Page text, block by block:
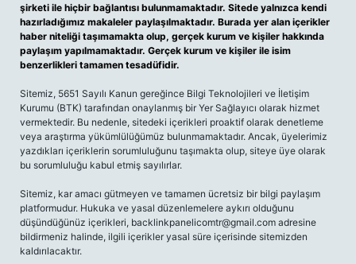
şirketi ile hiçbir bağlantısı bulunmamaktadır. Sitede yalnızca kendi
hazırladığımız makaleler paylaşılmaktadır. Burada yer alan içerikler
haber niteliği taşımamakta olup, gerçek kurum ve kişiler hakkında
paylaşım yapılmamaktadır. Gerçek kurum ve kişiler ile isim
benzerlikleri tamamen tesadüfidir.
Sitemiz, 5651 Sayılı Kanun gereğince Bilgi Teknolojileri ve İletişim
Kurumu (BTK) tarafından onaylanmış bir Yer Sağlayıcı olarak hizmet
vermektedir. Bu nedenle, sitedeki içerikleri proaktif olarak denetleme
veya araştırma yükümlülüğümüz bulunmamaktadır. Ancak, üyelerimiz
yazdıkları içeriklerin sorumluluğunu taşımakta olup, siteye üye olarak
bu sorumluluğu kabul etmiş sayılırlar.
Sitemiz, kar amacı gütmeyen ve tamamen ücretsiz bir bilgi paylaşım
platformudur. Hukuka ve yasal düzenlemelere aykırı olduğunu
düşündüğünüz içerikleri, backlinkpanelicomtr@gmail.com adresine
bildirmeniz halinde, ilgili içerikler yasal süre içerisinde sitemizden
kaldırılacaktır.